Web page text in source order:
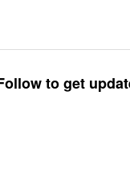
to get